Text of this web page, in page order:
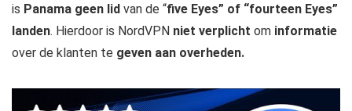
is Panama geen lid van de “five Eyes” of “fourteen Eyes”
landen. Hierdoor is NordVPN niet verplicht om informatie
over de klanten te geven aan overheden.